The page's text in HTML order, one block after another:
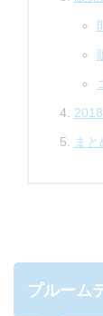
まと
プルーム